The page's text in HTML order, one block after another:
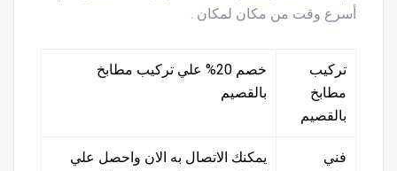
أسرع وقت من مكان لمكان .
تركيب
مطابخ
بالقصيم
خصم 20% علي تركيب مطابخ
بالقصيم
فني
يمكنك الاتصال به الان واحصل علي